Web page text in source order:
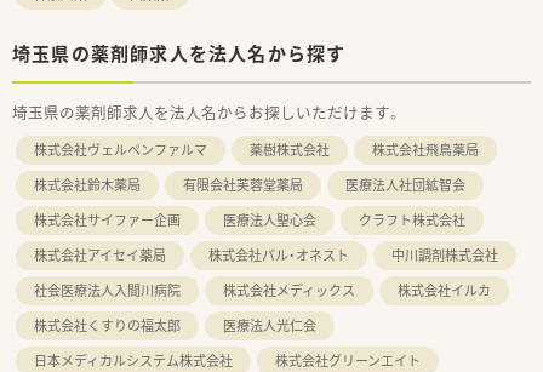
埼玉県の薬剤師求人を法人名から探す
埼玉県の薬剤師求人を法人名からお探しいただけます。
株式会社ヴェルペンファルマ 薬樹株式会社
株式会社飛鳥薬局
株式会社鈴木薬局
有限会社芙蓉堂薬局
医療法人社団絋智会
株式会社サイファー企画
医療法人聖心会
クラフト株式会社
株式会社アイセイ薬局
株式会社パル・オネスト
中川調剤株式会社
社会医療法人入間川病院
株式会社メディックス
株式会社イルカ
株式会社くすりの福太郎
医療法人光仁会
日本メディカルシステム株式会社
株式会社グリーンエイト